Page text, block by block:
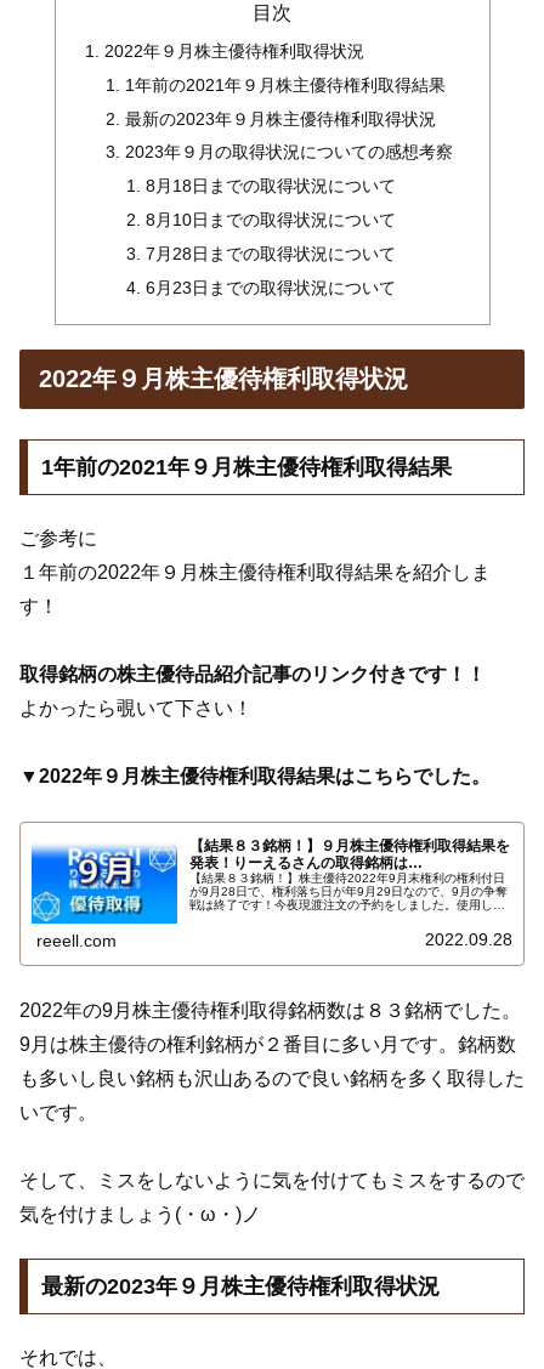
目次
2022年９月株主優待権利取得状況
1年前の2021年９月株主優待権利取得結果
最新の2023年９月株主優待権利取得状況
2023年９月の取得状況についての感想考察
8月18日までの取得状況について
8月10日までの取得状況について
7月28日までの取得状況について
6月23日までの取得状況について
2022年９月株主優待権利取得状況
1年前の2021年９月株主優待権利取得結果
ご参考に
１年前の2022年９月株主優待権利取得結果を紹介しま
す！
取得銘柄の株主優待品紹介記事のリンク付きです！！
よかったら覗いて下さい！
▼2022年９月株主優待権利取得結果はこちらでした。
【結果８３銘柄！】９月株主優待権利取得結果を
発表！りーえるさんの取得銘柄は…
【結果８３銘柄！】株主優待2022年9月末権利の権利付日
が9月28日で、権利落ち日が年9月29日なので、9月の争奪
戦は終了です！今夜現渡注文の予約をしました。使用した
ＧＭＯクリック証券、楽天証券、ＳＢＩ証券でした。9月
reeell.com 2022.09.28
2022年の9月株主優待権利取得銘柄数は８３銘柄でした。
9月は株主優待の権利銘柄が２番目に多い月です。銘柄数
も多いし良い銘柄も沢山あるので良い銘柄を多く取得した
いです。
そして、ミスをしないように気を付けてもミスをするので
気を付けましょう(・ω・)ノ
最新の2023年９月株主優待権利取得状況
それでは、